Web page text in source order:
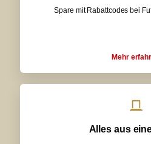
Spare mit Rabattcodes bei
Mehr
Alles aus